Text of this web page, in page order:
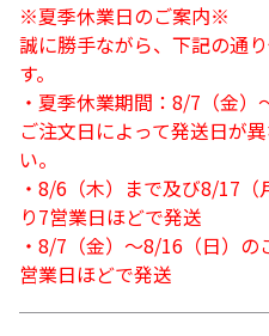
※夏季休業日のご案内※
誠に勝手ながら、下記の通
す。
・夏季休業期間：8/7（金）
ご注文日によって発送日が
い。
・8/6（木）まで及び8/17
り7営業日ほどで発送
・8/7（金）～8/16（日）
営業日ほどで発送